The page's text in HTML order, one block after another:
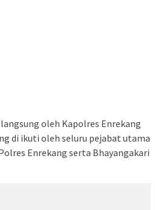
oleh Kapolres Enrekang
di ikuti oleh seluru pejabat utama
Enrekang serta Bhayangakari